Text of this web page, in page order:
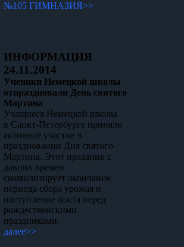
№105 ГИМНАЗИЯ>>
ИНФОРМАЦИЯ
24.11.2014
Ученики Немецкой школы
отпраздновали День святого
Мартина
Учащиеся Немецкой школы
в Санкт-Петербурге приняли
активное участие в
праздновании Дня святого
Мартина. Этот праздник с
давних времен
символизирует окончание
периода сбора урожая и
наступление поста перед
рождественскими
праздниками.
далее>>